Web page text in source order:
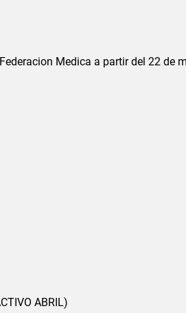
Medica a partir del 22 de
ABRIL)